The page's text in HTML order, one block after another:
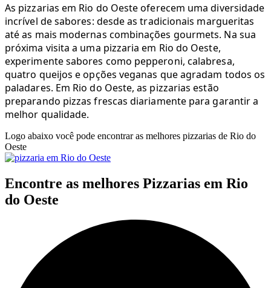
As pizzarias em Rio do Oeste oferecem uma diversidade
incrível de sabores: desde as tradicionais margueritas
até as mais modernas combinações gourmets. Na sua
próxima visita a uma pizzaria em Rio do Oeste,
experimente sabores como pepperoni, calabresa,
quatro queijos e opções veganas que agradam todos os
paladares. Em Rio do Oeste, as pizzarias estão
preparando pizzas frescas diariamente para garantir a
melhor qualidade.
Logo abaixo você pode encontrar as melhores pizzarias de Rio do
Oeste
Encontre as melhores Pizzarias em Rio
do Oeste